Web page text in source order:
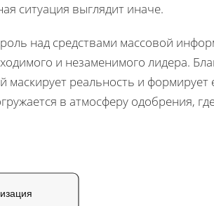
ситуация выглядит иначе.
над средствами массовой
и незаменимого лидера.
маскирует реальность и формирует
в атмосферу одобрения,